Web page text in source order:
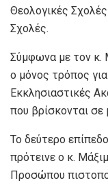
Θεολογικές
Σχολές.
Σύμφωνα με τον κ.
ο μόνος τρόπος
Εκκλησιαστικές
που βρίσκονται σε
Το δεύτερο
πρότεινε ο κ.
Προσώπου